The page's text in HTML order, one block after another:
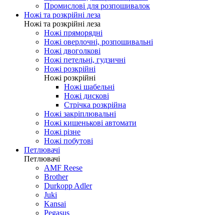
Промислові для розпошивалок
Ножі та розкрійні леза
Ножі та розкрійні леза
Ножі пряморядні
Ножі оверлочні, розпошивальні
Ножі двоголкові
Ножі петельні, гудзичні
Ножі розкрійні
Ножі розкрійні
Ножі шабельні
Ножі дискові
Стрічка розкрійна
Ножі закріплювальні
Ножі кишенькові автомати
Ножі різне
Ножі побутові
Петлювачі
Петлювачі
AMF Reese
Brother
Durkopp Adler
Juki
Kansai
Pegasus